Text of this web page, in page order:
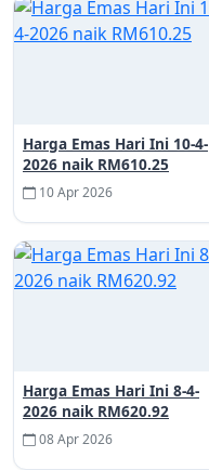
Harga Emas Hari Ini 10-4-
2026 naik RM610.25
10 Apr 2026
Harga Emas Hari Ini 8-4-
2026 naik RM620.92
08 Apr 2026